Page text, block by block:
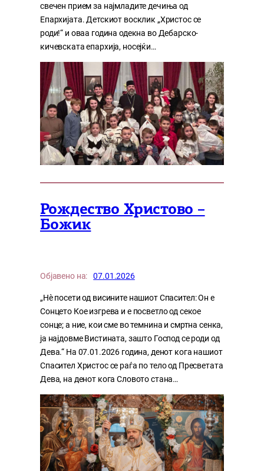
свечен прием за најмладите дечиња од
Епархијата. Детскиот восклик „Христос се
роди!“ и оваа година одекна во Дебарско-
кичевската епархија, носејќи…
Рождество Христово –
Божик
Објавено на: 07.01.2026
„Нѐ посети од висините нашиот Спасител: Он е
Сонцето Кое изгрева и е посветло од секое
сонце; а ние, кои сме во темнина и смртна сенка,
ја најдовме Вистината, зашто Господ се роди од
Дева.“ На 07.01.2026 година, денот кога нашиот
Спасител Христос се раѓа по тело од Пресветата
Дева, на денот кога Словото стана…